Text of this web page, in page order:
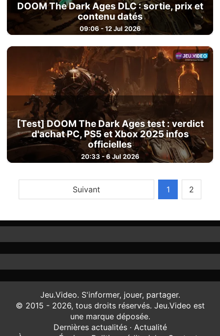
DOOM The Dark Ages DLC : sortie, prix et
contenu datés
09:06 - 12 Jul 2026
[Test] DOOM The Dark Ages test : verdict
d'achat PC, PS5 et Xbox 2025 infos
officielles
20:33 - 6 Jul 2026
Suivant 1 2
Jeu.Video. S'informer, jouer, partager.
© 2015 - 2026, tous droits réservés. Jeu.Video est
une marque déposée.
Dernières actualités· Actualité